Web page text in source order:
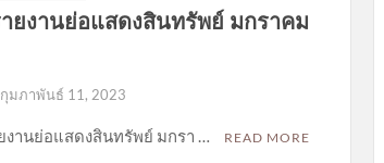
ยงานย่อแสดงสินทรัพย์ มกราคม
กุมภาพันธ์ 11, 2023
งานย่อแสดงสินทรัพย์ มกรา … READ MORE